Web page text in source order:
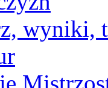
wyniki,